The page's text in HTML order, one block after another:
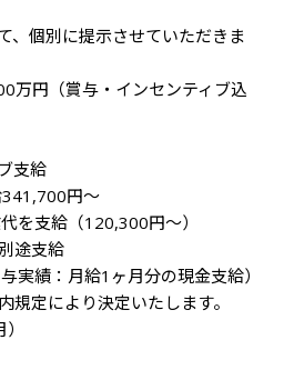
、個別に提示させていただきま
万円（賞与・インセンティブ込
支給
円～
を支給（120,300円～）
途支給
実績：月給1ヶ月分の現金支給）
規定により決定いたします。